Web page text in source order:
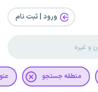
ورود | ثبت‌ نام
منطقه جستجو